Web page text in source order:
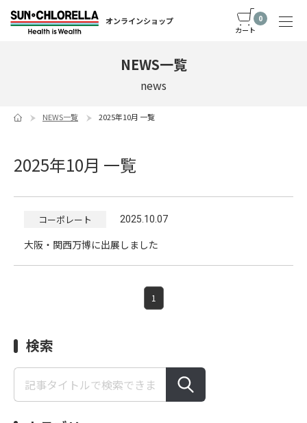
オンラインショップ
0
カート
NEWS一覧
news
NEWS一覧 2025年10月 一覧
2025年10月 一覧
コーポレート 2025.10.07
大阪・関西万博に出展しました
1
検索